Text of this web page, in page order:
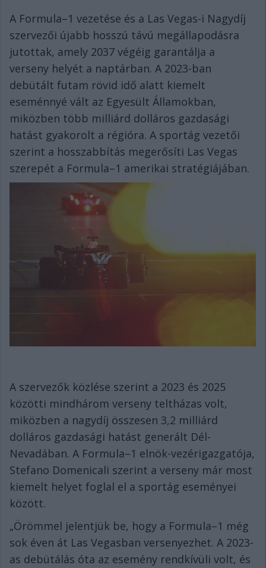
A Formula–1 vezetése és a Las Vegas-i Nagydíj
szervezői újabb hosszú távú megállapodásra
jutottak, amely 2037 végéig garantálja a
verseny helyét a naptárban. A 2023-ban
debütált futam rövid idő alatt kiemelt
eseménnyé vált az Egyesült Államokban,
miközben több milliárd dolláros gazdasági
hatást gyakorolt a régióra. A sportág vezetői
szerint a hosszabbítás megerősíti Las Vegas
szerepét a Formula–1 amerikai stratégiájában.
A szervezők közlése szerint a 2023 és 2025
közötti mindhárom verseny teltházas volt,
miközben a nagydíj összesen 3,2 milliárd
dolláros gazdasági hatást generált Dél-
Nevadában. A Formula–1 elnök-vezérigazgatója,
Stefano Domenicali szerint a verseny már most
kiemelt helyet foglal el a sportág eseményei
között.
„Örömmel jelentjük be, hogy a Formula–1 még
sok éven át Las Vegasban versenyezhet. A 2023-
as debütálás óta az esemény rendkívüli volt, és